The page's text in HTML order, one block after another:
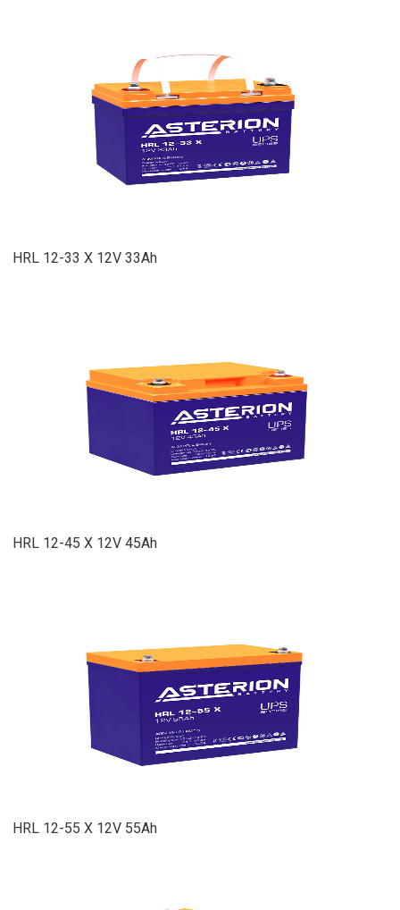
HRL 12-33 X 12V 33Ah
HRL 12-45 X 12V 45Ah
HRL 12-55 X 12V 55Ah